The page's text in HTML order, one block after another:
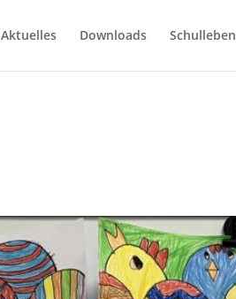
Aktuelles Downloads Schulleben